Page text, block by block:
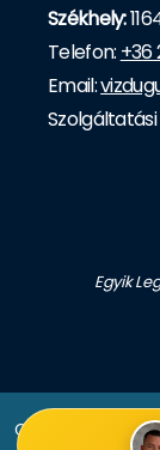
Székhely:
Telefon: +36
Email:
Egyik
Copyright ©